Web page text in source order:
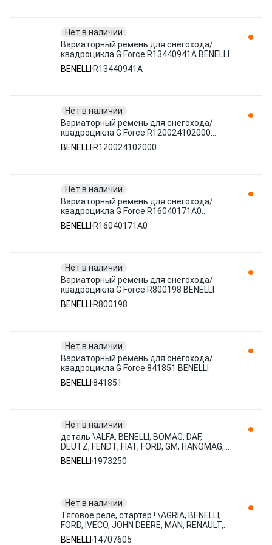
Нет в наличии
Вариаторный ремень для снегохода/
квадроцикла G Force R13440941A BENELLI
BENELLI R13440941A
Нет в наличии
Вариаторный ремень для снегохода/
квадроцикла G Force R120024102000
BENELLI
BENELLI R120024102000
Нет в наличии
Вариаторный ремень для снегохода/
квадроцикла G Force R16040171A0
BENELLI
BENELLI R16040171A0
Нет в наличии
Вариаторный ремень для снегохода/
квадроцикла G Force R800198 BENELLI
BENELLI R800198
Нет в наличии
Вариаторный ремень для снегохода/
квадроцикла G Force 841851 BENELLI
BENELLI 841851
Нет в наличии
деталь \ALFA, BENELLI, BOMAG, DAF,
DEUTZ, FENDT, FIAT, FORD, GM, HANOMAG,
IVECO, JUNGHEINRICH, LANCI 1973250
BENELLI 1973250
Нет в наличии
Тяговое реле, стартер ! \AGRIA, BENELLI,
FORD, IVECO, JOHN DEERE, MAN, RENAULT,
VAG, VOLVO 14707605
BENELLI 14707605